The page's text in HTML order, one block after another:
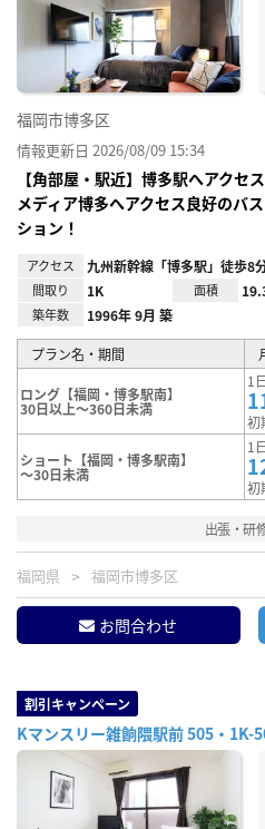
福岡市博多区
情報更新日 2026/08/09 15:34
【角部屋・駅近】博多駅へアクセ
メディア博多へアクセス良好のバ
ション！
アクセス 九州新幹線「博多駅」徒歩8
間取り 1K 面積
築年数 1996年 9月 築
プラン名・期間
ロング【福岡・博多駅南】
30日以上～360日未満
1
初
ショート【福岡・博多駅南】
～30日未満
1
初
出張・研
福岡県 福岡市博多区
お問合わせ
割引キャンペーン
Kマンスリー雑餉隈駅前 505・1K-